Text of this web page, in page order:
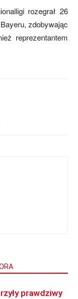
rozegrał 26
zdobywając
reprezentantem
prawdziwy